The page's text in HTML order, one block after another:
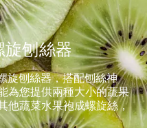
刨絲器
旋刨絲器，搭配刨絲神
為您提供兩種大小的蔬果
他蔬菜水果袍成螺旋絲，